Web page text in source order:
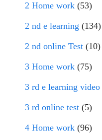
2 Home work (53)
2 nd e learning (134)
2 nd online Test (10)
3 Home work (75)
3 rd e learning video
3 rd online test (5)
4 Home work (96)